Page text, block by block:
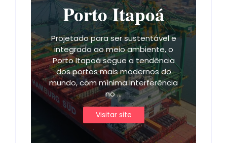
Porto Itapoá
Projetado para ser sustentável e
integrado ao meio ambiente, o
Porto Itapoá segue a tendência
dos portos mais modernos do
mundo, com mínima interferência
no ...
Visitar site